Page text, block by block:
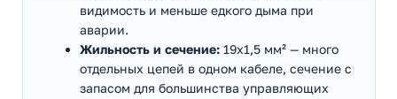
видимость и меньше едкого дыма при
аварии.
Жильность и сечение: 19х1,5 мм² — много
отдельных цепей в одном кабеле, сечение с
запасом для большинства управляющих